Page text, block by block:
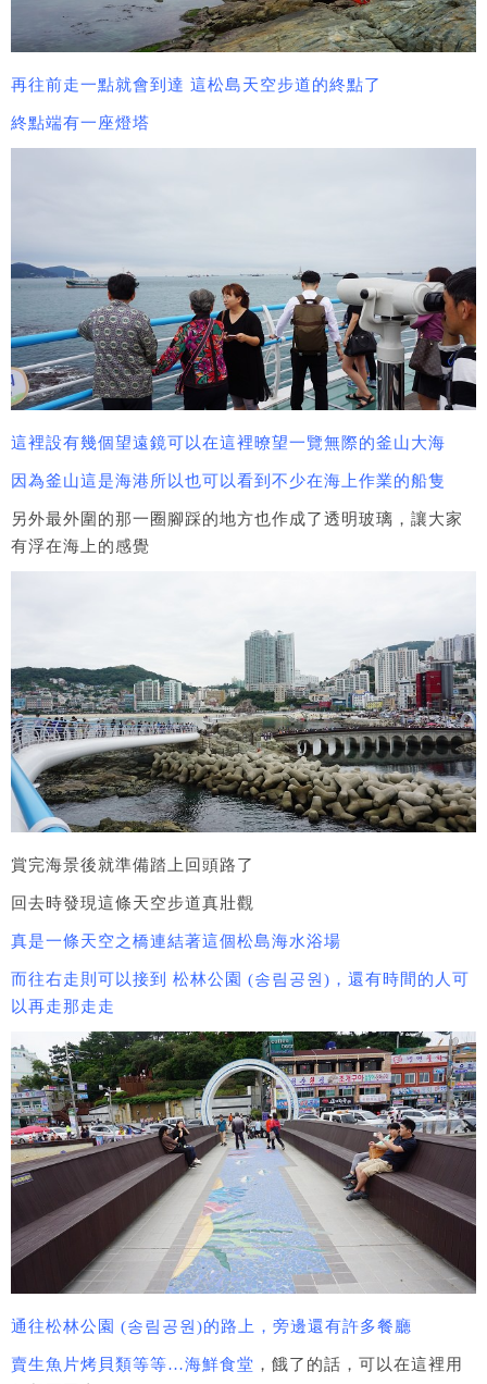
再往前走一點就會到達 這松島天空步道的終點了
終點端有一座燈塔
這裡設有幾個望遠鏡可以在這裡暸望一覽無際的釜山大海
因為釜山這是海港所以也可以看到不少在海上作業的船隻
另外最外圍的那一圈腳踩的地方也作成了透明玻璃，讓大家
有浮在海上的感覺
賞完海景後就準備踏上回頭路了
回去時發現這條天空步道真壯觀
真是一條天空之橋連結著這個松島海水浴場
而往右走則可以接到 松林公園 (송림공원)，還有時間的人可
以再走那走走
通往松林公園 (송림공원)的路上，旁邊還有許多餐廳
賣生魚片烤貝類等等…海鮮食堂 ，餓了的話，可以在這裡用